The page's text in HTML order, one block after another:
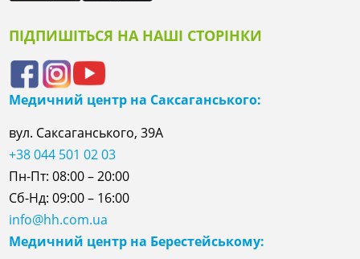
ПІДПИШІТЬСЯ НА НАШІ СТОРІНКИ
Медичний центр на Саксаганського:
вул. Саксаганського, 39А
+38 044 501 02 03
Пн-Пт: 08:00 – 20:00
Сб-Нд: 09:00 – 16:00
info@hh.com.ua
Медичний центр на Берестейському: